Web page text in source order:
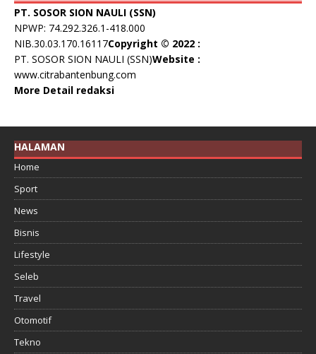
PT. SOSOR SION NAULI (SSN)
NPWP: 74.292.326.1-418.000
NIB.30.03.170.16117Copyright © 2022 :
PT. SOSOR SION NAULI (SSN)Website :
www.citrabantenbung.com
More Detail redaksi
HALAMAN
Home
Sport
News
Bisnis
Lifestyle
Seleb
Travel
Otomotif
Tekno